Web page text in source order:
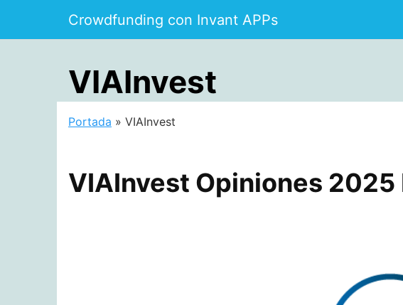
contenido
Crowdfunding con Invant APPs
VIAInvest
Portada » VIAInvest
VIAInvest Opiniones